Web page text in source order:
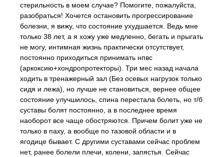
стерильность в моем случае? Помогите, пожалуйста,
разобраться! Хочется остановить прогрессирование
болезни, я вижу, что состояние ухудшается. Ведь мне
только 38 лет, а я хожу уже медленно, бегать и прыгать
не могу, интимная жизнь практически отсутствует,
постоянно приходиться принимать нпвс
(аркоксию+хондропротекторы). Три мес назад начала
ходить в тренажерный зал (Без осевых нагрузок только
сидя и лежа), но лучше не становиться, вернее общее
состояние улучшилось, спина перестала болеть, но т/б
суставы болят постоянно, а в последнее время
наоборот все чаще обостряются. Причем болит уже не
только в паху, а вообще по тазовой области и в
ягодице бывает. С другими суставами сейчас проблем
нет, ранее болели плечи, колени, запястья. Сейчас